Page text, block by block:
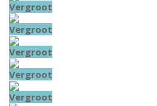
Vergroot
Vergroot
Vergroot
Vergroot
Vergroot